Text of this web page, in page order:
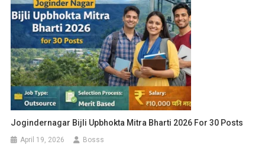
Jogindernagar Bijli Upbhokta Mitra Bharti 2026 For 30 Posts
April 19, 2026 Bosss